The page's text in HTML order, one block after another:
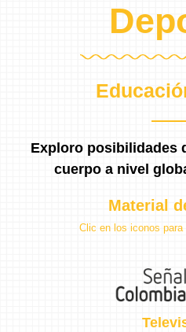
Exploro posibilidades
cuerpo a nivel
Material
Clic en los iconos para